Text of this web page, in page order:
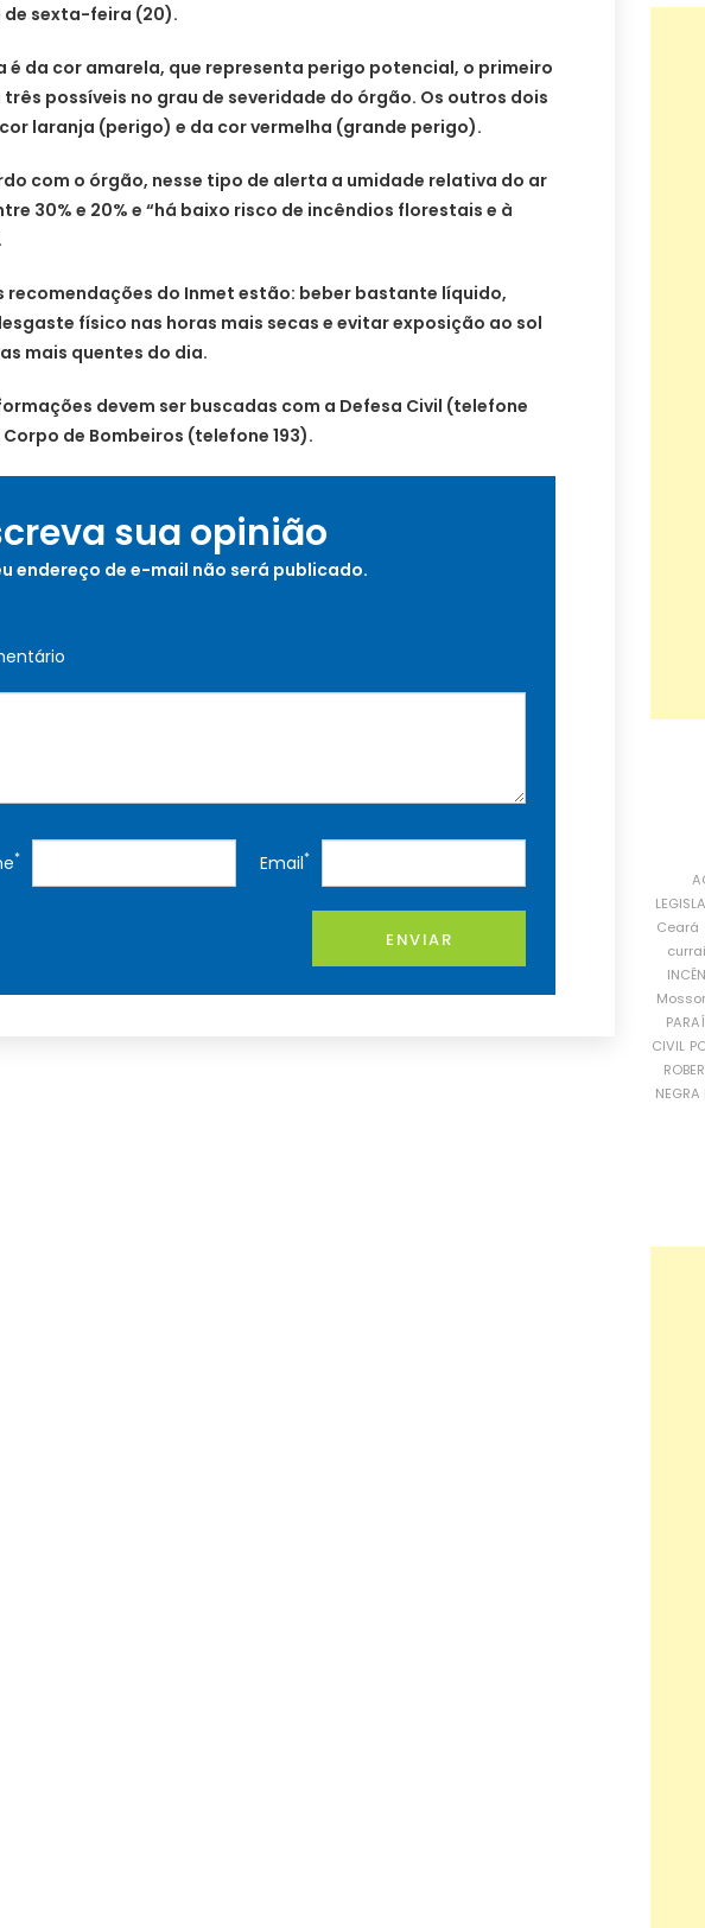
de sexta-feira (20).
é da cor amarela, que representa perigo potencial, o primeiro
três possíveis no grau de severidade do órgão. Os outros dois
laranja (perigo) e da cor vermelha (grande perigo).
com o órgão, nesse tipo de alerta a umidade relativa do ar
30% e 20% e “há baixo risco de incêndios florestais e à
recomendações do Inmet estão: beber bastante líquido,
físico nas horas mais secas e evitar exposição ao sol
mais quentes do dia.
devem ser buscadas com a Defesa Civil (telefone
Corpo de Bombeiros (telefone 193).
sua opinião
endereço de e-mail não será publicado.
* Email*
ENVIAR
Ceará
CIVIL
NEGRA